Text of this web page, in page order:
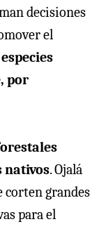
decisiones
el
por
nativos. Ojalá
corten grandes
para el